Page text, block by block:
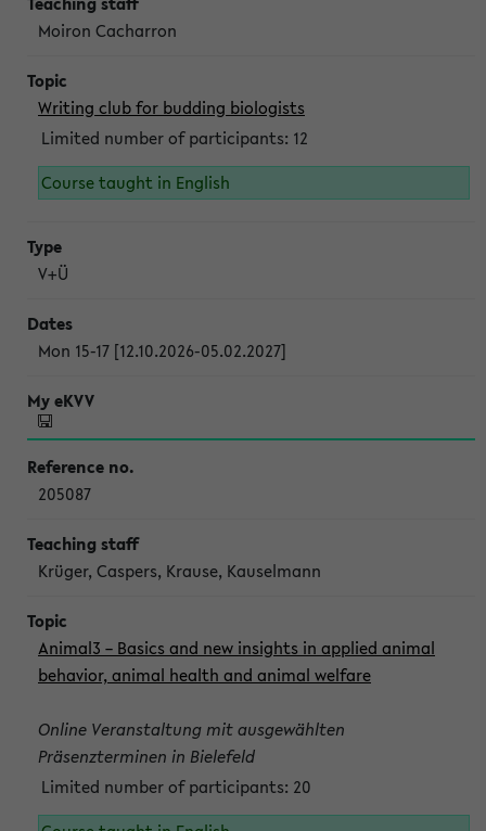
Moiron Cacharron
Writing club for budding biologists
Limited number of participants: 12
Course taught in English
V+Ü
Mon 15-17 [12.10.2026-05.02.2027]
205087
Krüger, Caspers, Krause, Kauselmann
Animal3 – Basics and new insights in applied animal
behavior, animal health and animal welfare
Online Veranstaltung mit ausgewählten
Präsenzterminen in Bielefeld
Limited number of participants: 20